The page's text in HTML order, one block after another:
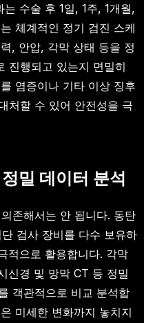
수술 후 1일, 1주, 1개월,
체계적인 정기 검진 스케
, 안압, 각막 상태 등을 정
진행되고 있는지 면밀히
염증이나 기타 이상 징후
처할 수 있어 안전성을 극
밀 데이터 분석
존해서는 안 됩니다. 동탄
검사 장비를 다수 보유하
적으로 활용합니다. 각막
신경 및 망막 CT 등 정밀
객관적으로 비교 분석합
미세한 변화까지 놓치지